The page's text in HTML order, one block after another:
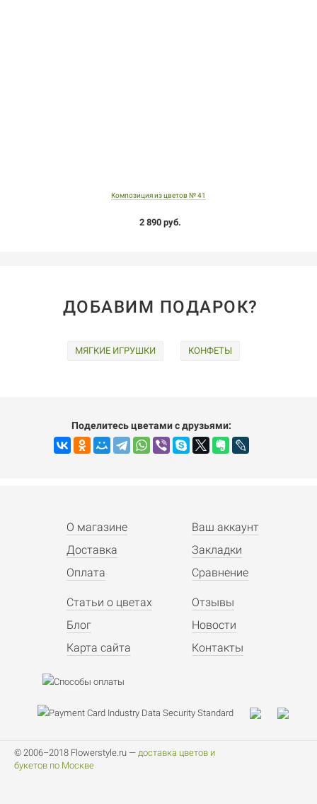
Композиция из цветов № 41
2 890 руб.
ДОБАВИМ ПОДАРОК?
МЯГКИЕ ИГРУШКИ КОНФЕТЫ
Поделитесь цветами с друзьями:
О магазине
Доставка
Оплата
Ваш аккаунт
Закладки
Сравнение
Статьи о цветах
Блог
Карта сайта
Отзывы
Новости
Контакты
© 2006–2018 Flowerstyle.ru — доставка цветов и
букетов по Москве